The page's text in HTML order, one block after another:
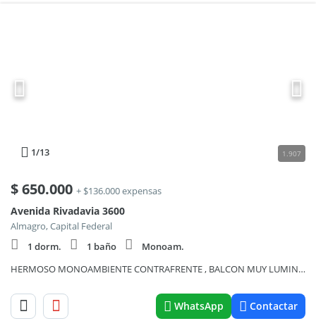
1/13 1.907
$650.000 + $136.000 expensas
Avenida Rivadavia 3600
Almagro, Capital Federal
1 dorm.
1 baño
Monoam.
HERMOSO MONOAMBIENTE CONTRAFRENTE , BALCON MUY LUMINOSO, SOBRE Av. RIVADAVIA A 2 CUADRAS DE Av MEDRANO.
WhatsApp Contactar